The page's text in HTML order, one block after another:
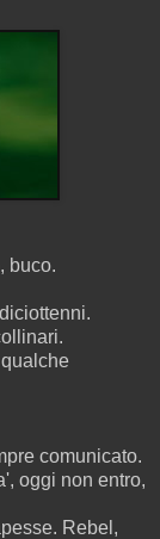
buco.
comunicato.
oggi non entro,
Rebel,